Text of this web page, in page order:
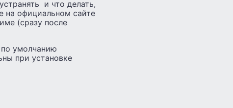
и что делать,
на официальном сайте
(сразу после
умолчанию
при установке